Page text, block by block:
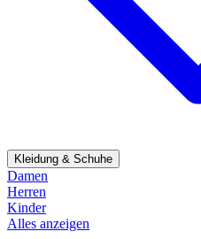
Kleidung & Schuhe
Damen
Herren
Kinder
Alles anzeigen